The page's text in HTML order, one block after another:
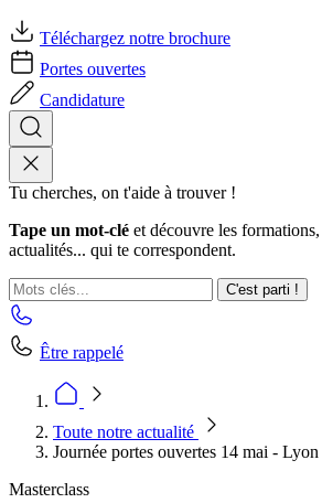
Téléchargez notre brochure
Portes ouvertes
Candidature
Tu cherches, on t'aide à trouver !
Tape un mot-clé et découvre les
actualités... qui te correspondent.
C'est parti !
Être rappelé
Toute notre actualité
Journée portes ouvertes 14 mai - Lyon
Masterclass